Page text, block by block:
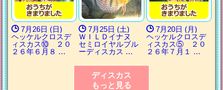
7月26日 (日)
ヘッケルクロスデ
ィスカス⑩ ２０
２６年６月８ …
7月25日 (土)
ＷＩＬＤイナヌ
セミロイヤルブル
ーディスカス …
7月20日 (月)
ヘッケルクロスデ
ィスカス⑤ ２０
２６年７月１ …
ディスカス
もっと見る